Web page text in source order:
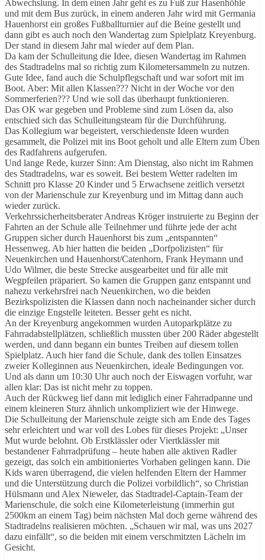
Abwechslung. In dem einen Jahr geht es zu Fuß zur Hasenhöhle
und mit dem Bus zurück, in einem anderen Jahr wird mit Germania
Hauenhorst ein großes Fußballturnier auf die Beine gestellt und
dann gibt es auch noch den Wandertag zum Spielplatz Kreyenburg.
Der stand in diesem Jahr mal wieder auf dem Plan.
Da kam der Schulleitung die Idee, diesen Wandertag im Rahmen
des Stadtradelns mal so richtig zum Kilometersammeln zu nutzen.
Gute Idee, fand auch die Schulpflegschaft und war sofort mit im
Boot. Aber: Mit allen Klassen??? Nicht in der Woche vor den
Sommerferien??? Und wie soll das überhaupt funktionieren.
Das OK war gegeben und Probleme sind zum Lösen da, also
entschied sich das Schulleitungsteam für die Durchführung.
Das Kollegium war begeistert, verschiedenste Ideen wurden
gesammelt, die Polizei mit ins Boot geholt und alle Eltern zum Üben
des Radfahrens aufgerufen.
Und lange Rede, kurzer Sinn: Am Dienstag, also nicht im Rahmen
des Stadtradelns, war es soweit. Bei bestem Wetter radelten im
Schnitt pro Klasse 20 Kinder und 5 Erwachsene zeitlich versetzt
von der Marienschule zur Kreyenburg und im Mittag dann auch
wieder zurück.
Verkehrssicherheitsberater Andreas Kröger instruierte zu Beginn der
Fahrten an der Schule alle Teilnehmer und führte jede der acht
Gruppen sicher durch Hauenhorst bis zum „entspannten“
Hessenweg. Ab hier hatten die beiden „Dorfpolizisten“ für
Neuenkirchen und Hauenhorst/Catenhorn, Frank Heymann und
Udo Wilmer, die beste Strecke ausgearbeitet und für alle mit
Wegpfeilen präpariert. So kamen die Gruppen ganz entspannt und
nahezu verkehrsfrei nach Neuenkirchen, wo die beiden
Bezirkspolizisten die Klassen dann noch nacheinander sicher durch
die einzige Engstelle leiteten. Besser geht es nicht.
An der Kreyenburg angekommen wurden Autoparkplätze zu
Fahrradabstellplätzen, schließlich mussten über 200 Räder abgestellt
werden, und dann begann ein buntes Treiben auf diesem tollen
Spielplatz. Auch hier fand die Schule, dank des tollen Einsatzes
zweier Kolleginnen aus Neuenkirchen, ideale Bedingungen vor.
Und als dann um 10:30 Uhr auch noch der Eiswagen vorfuhr, war
allen klar: Das ist nicht mehr zu toppen.
Auch der Rückweg lief dann mit lediglich einer Fahrradpanne und
einem kleineren Sturz ähnlich unkompliziert wie der Hinwege.
Die Schulleitung der Marienschule zeigte sich am Ende des Tages
sehr erleichtert und war voll des Lobes für dieses Projekt: „Unser
Mut wurde belohnt. Ob Erstklässler oder Viertklässler mit
bestandener Fahrradprüfung – heute haben alle aktiven Radler
gezeigt, das solch ein ambitioniertes Vorhaben gelingen kann. Die
Kids waren überragend, die vielen helfenden Eltern der Hammer
und die Unterstützung durch die Polizei vorbildlich“, so Christian
Hülsmann und Alex Nieweler, das Stadtradel-Captain-Team der
Marienschule, die solch eine Kilometerleistung (immerhin gut
2500km an einem Tag) beim nächsten Mal doch gerne während des
Stadtradelns realisieren möchten. „Schauen wir mal, was uns 2027
dazu einfällt“, so die beiden mit einem verschmitzten Lächeln im
Gesicht.